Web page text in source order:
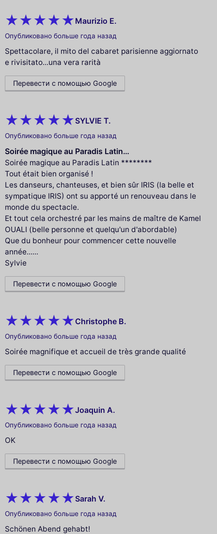
Maurizio E.
Опубликовано больше года назад
Spettacolare, il mito del cabaret parisienne aggiornato
e rivisitato...una vera rarità
Перевести с помощью Google
SYLVIE T.
Опубликовано больше года назад
Soirée magique au Paradis Latin…
Soirée magique au Paradis Latin ********
Tout était bien organisé !
Les danseurs, chanteuses, et bien sûr IRIS (la belle et
sympatique IRIS) ont su apporté un renouveau dans le
monde du spectacle.
Et tout cela orchestré par les mains de maître de Kamel
OUALI (belle personne et quelqu'un d'abordable)
Que du bonheur pour commencer cette nouvelle
année......
Sylvie
Перевести с помощью Google
Christophe B.
Опубликовано больше года назад
Soirée magnifique et accueil de très grande qualité
Перевести с помощью Google
Joaquin A.
Опубликовано больше года назад
OK
Перевести с помощью Google
Sarah V.
Опубликовано больше года назад
Schönen Abend gehabt!